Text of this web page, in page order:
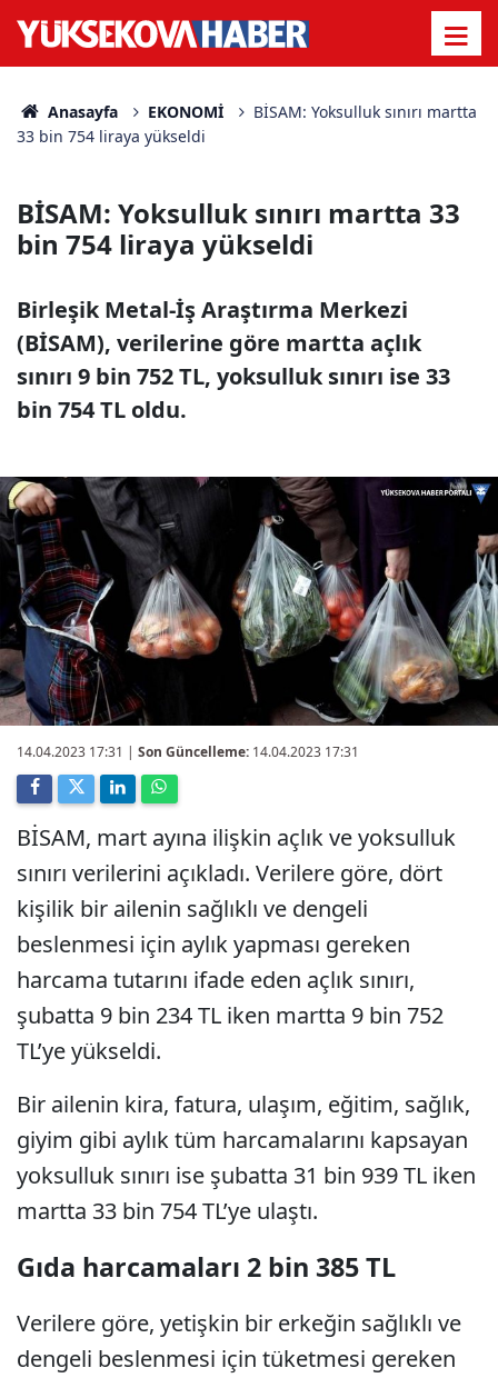
Anasayfa EKONOMİ
BİSAM: Yoksulluk sınırı martta
33 bin 754 liraya yükseldi
BİSAM: Yoksulluk sınırı martta 33
bin 754 liraya yükseldi
Birleşik Metal-İş Araştırma Merkezi
(BİSAM), verilerine göre martta açlık
sınırı 9 bin 752 TL, yoksulluk sınırı ise 33
bin 754 TL oldu.
14.04.2023 17:31 | Son Güncelleme: 14.04.2023 17:31
BİSAM, mart ayına ilişkin açlık ve yoksulluk
sınırı verilerini açıkladı. Verilere göre, dört
kişilik bir ailenin sağlıklı ve dengeli
beslenmesi için aylık yapması gereken
harcama tutarını ifade eden açlık sınırı,
şubatta 9 bin 234 TL iken martta 9 bin 752
TL’ye yükseldi.
Bir ailenin kira, fatura, ulaşım, eğitim, sağlık,
giyim gibi aylık tüm harcamalarını kapsayan
yoksulluk sınırı ise şubatta 31 bin 939 TL iken
martta 33 bin 754 TL’ye ulaştı.
Gıda harcamaları 2 bin 385 TL
Verilere göre, yetişkin bir erkeğin sağlıklı ve
dengeli beslenmesi için tüketmesi gereken